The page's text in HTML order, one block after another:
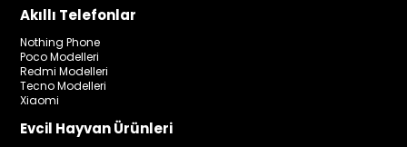
Akıllı Telefonlar
Nothing Phone
Poco Modelleri
Redmi Modelleri
Tecno Modelleri
Xiaomi
Evcil Hayvan Ürünleri